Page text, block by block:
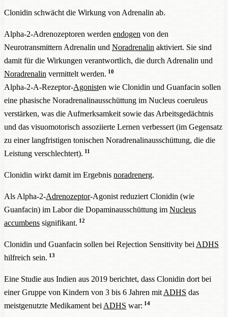
Clonidin schwächt die Wirkung von Adrenalin ab.
Alpha-2-Adrenozeptoren werden endogen von den
Neurotransmittern Adrenalin und Noradrenalin aktiviert. Sie sind
damit für die Wirkungen verantwortlich, die durch Adrenalin und
Noradrenalin vermittelt werden. 10
Alpha-2-A-Rezeptor-Agonisten wie Clonidin und Guanfacin sollen
eine phasische Noradrenalinausschüttung im Nucleus coeruleus
verstärken, was die Aufmerksamkeit sowie das Arbeitsgedächtnis
und das visuomotorisch assoziierte Lernen verbessert (im Gegensatz
zu einer langfristigen tonischen Noradrenalinausschüttung, die die
Leistung verschlechtert). 11
Clonidin wirkt damit im Ergebnis noradrenerg.
Als Alpha-2-Adrenozeptor-Agonist reduziert Clonidin (wie
Guanfacin) im Labor die Dopaminausschüttung im Nucleus
accumbens signifikant. 12
Clonidin und Guanfacin sollen bei Rejection Sensitivity bei ADHS
hilfreich sein. 13
Eine Studie aus Indien aus 2019 berichtet, dass Clonidin dort bei
einer Gruppe von Kindern von 3 bis 6 Jahren mit ADHS das
meistgenutzte Medikament bei ADHS war: 14